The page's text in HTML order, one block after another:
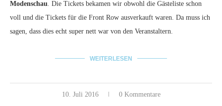
Modenschau Die Tickets bekamen wir obwohl die Gästeliste schon
voll und die Tickets für die Front Row ausverkauft waren. Da muss ich
sagen, dass dies echt super nett war von den Veranstaltern.
WEITERLESEN
10. Juli 2016 0 Kommentare